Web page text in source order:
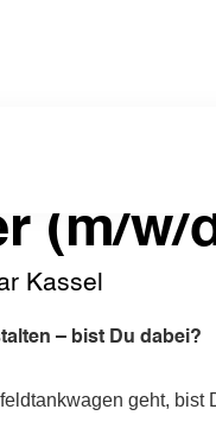
(m/w/
Kassel
– bist Du dabei?
geht,